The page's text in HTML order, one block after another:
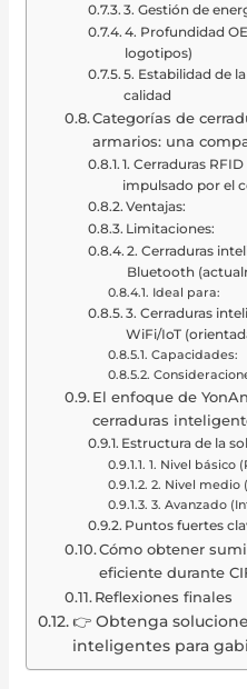
3. Gestión de
4. Profundidad
logotipos)
5. Estabilidad de
calidad
Categorías de
armarios: una
1. Cerraduras
impulsado por el
Ventajas:
Limitaciones:
2. Cerraduras
Bluetooth
Ideal para:
3. Cerraduras
WiFi/IoT
Capacidades:
El enfoque de
cerraduras
Estructura de la
1. Nivel básico
2. Nivel medio
3. Avanzado
Puntos fuertes
Cómo obtener
eficiente durante
Reflexiones finales
👉 Obtenga
inteligentes para